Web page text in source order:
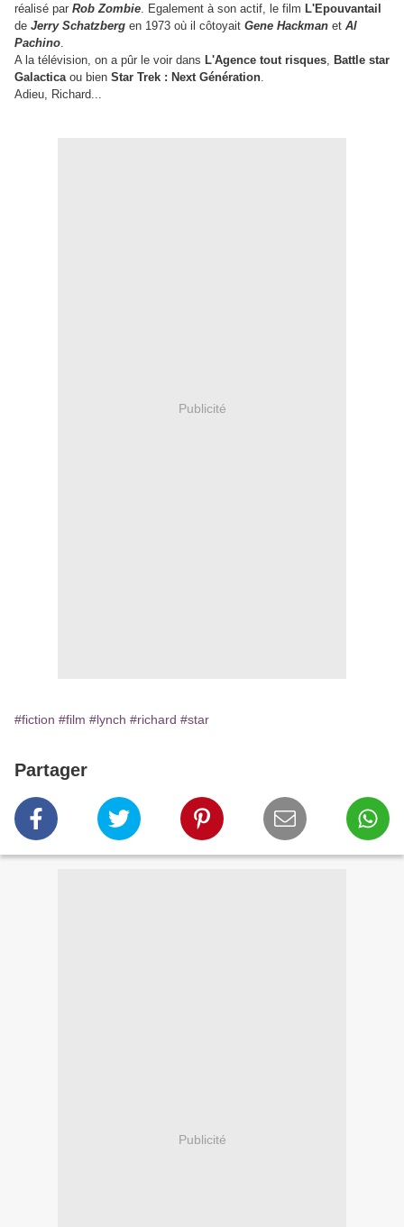
réalisé par Rob Zombie. Egalement à son actif, le film L'Epouvantail
de Jerry Schatzberg en 1973 où il côtoyait Gene Hackman et Al
Pachino.
A la télévision, on a pûr le voir dans L'Agence tout risques, Battle star
Galacticaou bien Star Trek : Next Génération.
Adieu, Richard...
Publicité
#fiction #film #lynch #richard #star
Partager
Publicité